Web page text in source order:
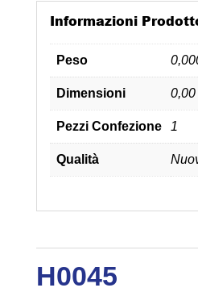
Informazioni
Peso
Dimensioni 0,00
Pezzi Confezione 1
Qualità
H0045